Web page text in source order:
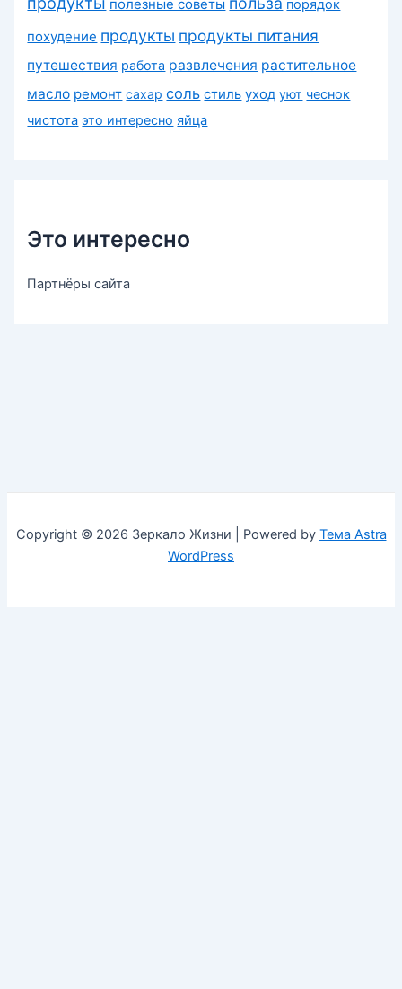
полезные советы порядок
похудение продукты продукты питания
путешествия работа развлечения растительное
масло ремонт сахар соль стиль уход уют чеснок
чистота это интересно яйца
Это интересно
Партнёры сайта
Copyright © 2026 Зеркало Жизни | Powered by Тема Astra
WordPress